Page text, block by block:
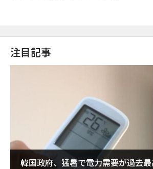
注目記事
韓国政府、猛暑で電力需要が過去